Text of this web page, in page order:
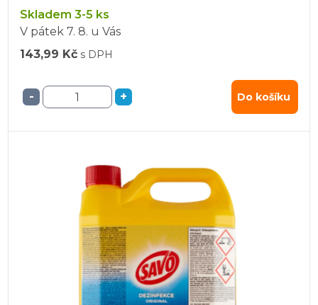
Skladem 3-5 ks
V pátek 7. 8. u Vás
143,99 Kč s DPH
- + Do košíku